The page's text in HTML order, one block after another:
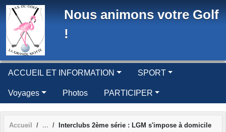
Nous animons votre Golf
!
ACCUEIL ET INFORMATION SPORT
Voyages Photos PARTICIPER
Accueil Interclubs 2ème série : LGM s'impose à domicile
Panneau de gestion des cookies